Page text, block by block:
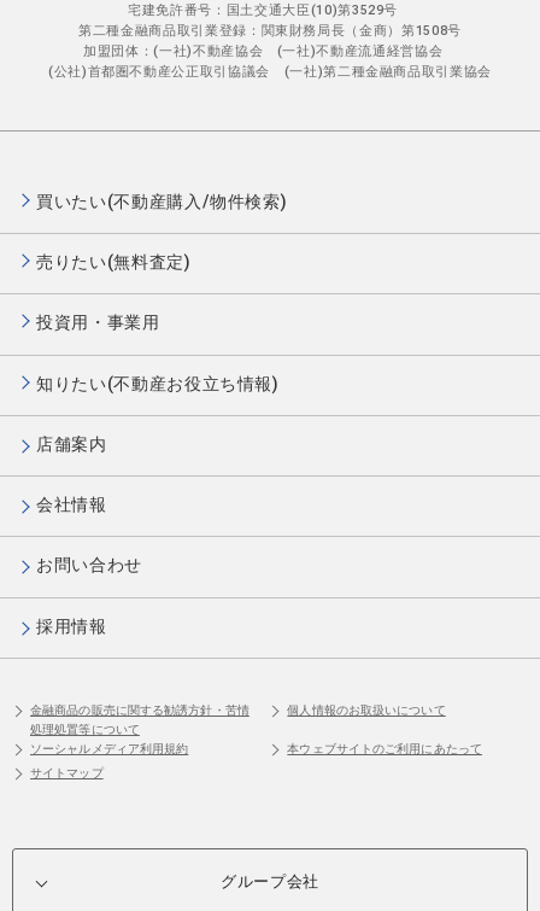
宅建免許番号：国土交通大臣(10)第3529号
第二種金融商品取引業登録：関東財務局長（金商）第1508号
加盟団体：(一社)不動産協会 (一社)不動産流通経営協会
(公社)首都圏不動産公正取引協議会 (一社)第二種金融商品取引業協会
買いたい(不動産購入/物件検索)
売りたい(無料査定)
投資用・事業用
知りたい(不動産お役立ち情報)
店舗案内
会社情報
お問い合わせ
採用情報
金融商品の販売に関する勧誘方針・苦情
処理処置等について
個人情報のお取扱いについて
ソーシャルメディア利用規約
本ウェブサイトのご利用にあたって
サイトマップ
グループ会社